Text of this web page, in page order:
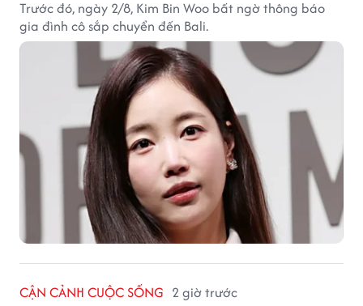
Trước đó, ngày 2/8, Kim Bin Woo bất ngờ thông báo
gia đình cô sắp chuyển đến Bali.
CẬN CẢNH CUỘC SỐNG 2 giờ trước